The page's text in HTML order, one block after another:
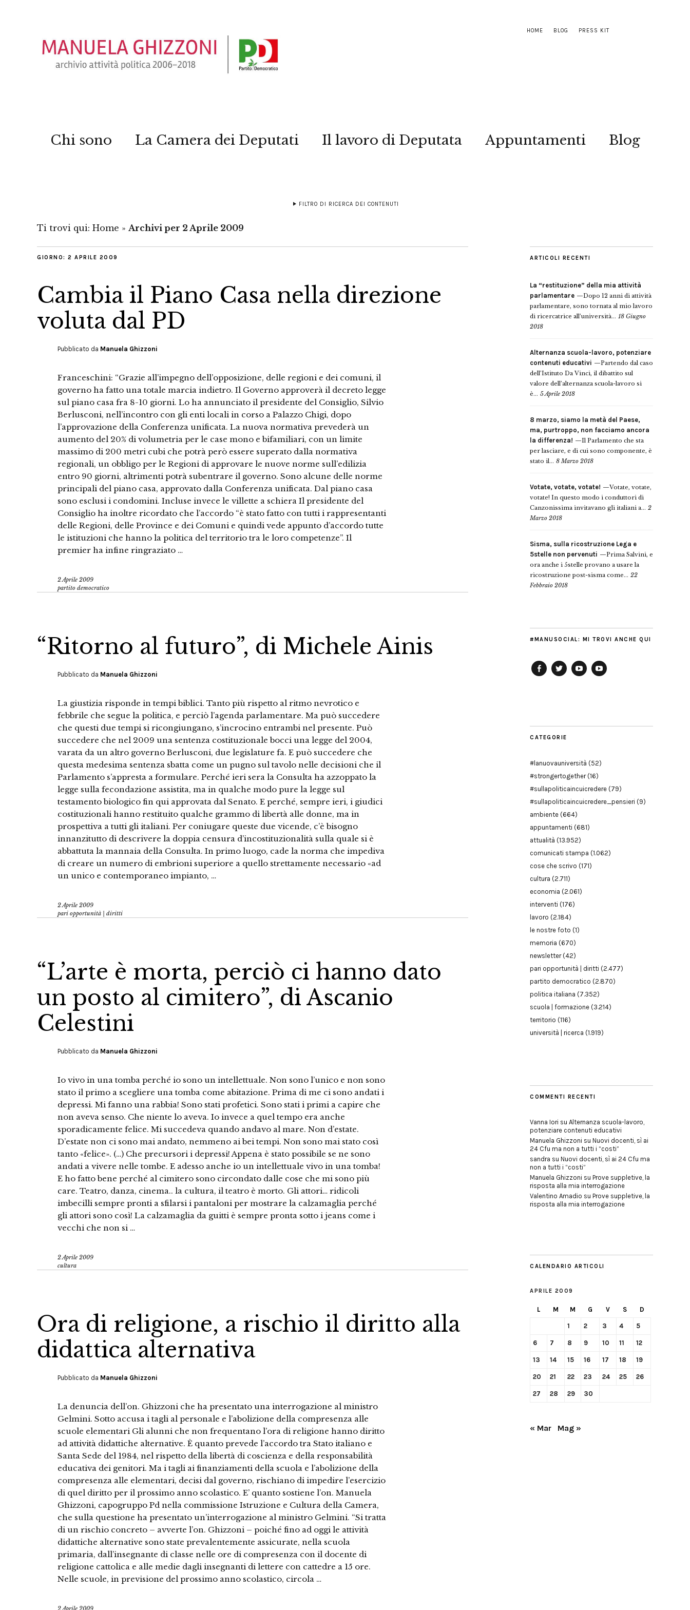
HOME BLOG PRESS KIT
Chi sono La Camera dei Deputati Il lavoro di Deputata Appuntamenti Blog
FILTRO DI RICERCA DEI CONTENUTI
Ti trovi qui: Home » Archivi per 2 Aprile 2009
GIORNO: 2 APRILE 2009
Cambia il Piano Casa nella direzione
voluta dal PD
Pubblicato da Manuela Ghizzoni
Franceschini: “Grazie all’impegno dell’opposizione, delle regioni e dei comuni, il
governo ha fatto una totale marcia indietro. Il Governo approverà il decreto legge
sul piano casa fra 8-10 giorni. Lo ha annunciato il presidente del Consiglio, Silvio
Berlusconi, nell’incontro con gli enti locali in corso a Palazzo Chigi, dopo
l’approvazione della Conferenza unificata. La nuova normativa prevederà un
aumento del 20% di volumetria per le case mono e bifamiliari, con un limite
massimo di 200 metri cubi che potrà però essere superato dalla normativa
regionali, un obbligo per le Regioni di approvare le nuove norme sull’edilizia
entro 90 giorni, altrimenti potrà subentrare il governo. Sono alcune delle norme
principali del piano casa, approvato dalla Conferenza unificata. Dal piano casa
sono esclusi i condomini. Incluse invece le villette a schiera Il presidente del
Consiglio ha inoltre ricordato che l’accordo “è stato fatto con tutti i rappresentanti
delle Regioni, delle Province e dei Comuni e quindi vede appunto d’accordo tutte
le istituzioni che hanno la politica del territorio tra le loro competenze”. Il
premier ha infine ringraziato …
2 Aprile 2009
partito democratico
“Ritorno al futuro”, di Michele Ainis
Pubblicato da Manuela Ghizzoni
La giustizia risponde in tempi biblici. Tanto più rispetto al ritmo nevrotico e
febbrile che segue la politica, e perciò l’agenda parlamentare. Ma può succedere
che questi due tempi si ricongiungano, s’incrocino entrambi nel presente. Può
succedere che nel 2009 una sentenza costituzionale bocci una legge del 2004,
varata da un altro governo Berlusconi, due legislature fa. E può succedere che
questa medesima sentenza sbatta come un pugno sul tavolo nelle decisioni che il
Parlamento s’appresta a formulare. Perché ieri sera la Consulta ha azzoppato la
legge sulla fecondazione assistita, ma in qualche modo pure la legge sul
testamento biologico fin qui approvata dal Senato. E perché, sempre ieri, i giudici
costituzionali hanno restituito qualche grammo di libertà alle donne, ma in
prospettiva a tutti gli italiani. Per coniugare queste due vicende, c’è bisogno
innanzitutto di descrivere la doppia censura d’incostituzionalità sulla quale si è
abbattuta la mannaia della Consulta. In primo luogo, cade la norma che impediva
di creare un numero di embrioni superiore a quello strettamente necessario «ad
un unico e contemporaneo impianto, …
2 Aprile 2009
pari opportunità | diritti
“L’arte è morta, perciò ci hanno dato
un posto al cimitero”, di Ascanio
Celestini
Pubblicato da Manuela Ghizzoni
Io vivo in una tomba perché io sono un intellettuale. Non sono l’unico e non sono
stato il primo a scegliere una tomba come abitazione. Prima di me ci sono andati i
depressi. Mi fanno una rabbia! Sono stati profetici. Sono stati i primi a capire che
non aveva senso. Che niente lo aveva. Io invece a quel tempo era anche
sporadicamente felice. Mi succedeva quando andavo al mare. Non d’estate.
D’estate non ci sono mai andato, nemmeno ai bei tempi. Non sono mai stato così
tanto «felice». (…) Che precursori i depressi! Appena è stato possibile se ne sono
andati a vivere nelle tombe. E adesso anche io un intellettuale vivo in una tomba!
E ho fatto bene perché al cimitero sono circondato dalle cose che mi sono più
care. Teatro, danza, cinema.. la cultura, il teatro è morto. Gli attori… ridicoli
imbecilli sempre pronti a sfilarsi i pantaloni per mostrare la calzamaglia perché
gli attori sono così! La calzamaglia da guitti è sempre pronta sotto i jeans come i
vecchi che non si …
2 Aprile 2009
cultura
Ora di religione, a rischio il diritto alla
didattica alternativa
Pubblicato da Manuela Ghizzoni
La denuncia dell’on. Ghizzoni che ha presentato una interrogazione al ministro
Gelmini. Sotto accusa i tagli al personale e l’abolizione della compresenza alle
scuole elementari Gli alunni che non frequentano l’ora di religione hanno diritto
ad attività didattiche alternative. È quanto prevede l’accordo tra Stato italiano e
Santa Sede del 1984, nel rispetto della libertà di coscienza e della responsabilità
educativa dei genitori. Ma i tagli ai finanziamenti della scuola e l’abolizione della
compresenza alle elementari, decisi dal governo, rischiano di impedire l’esercizio
di quel diritto per il prossimo anno scolastico. E’ quanto sostiene l’on. Manuela
Ghizzoni, capogruppo Pd nella commissione Istruzione e Cultura della Camera,
che sulla questione ha presentato un’interrogazione al ministro Gelmini. “Si tratta
di un rischio concreto – avverte l’on. Ghizzoni – poiché fino ad oggi le attività
didattiche alternative sono state prevalentemente assicurate, nella scuola
primaria, dall’insegnante di classe nelle ore di compresenza con il docente di
religione cattolica e alle medie dagli insegnanti di lettere con cattedre a 15 ore.
Nelle scuole, in previsione del prossimo anno scolastico, circola …
2 Aprile 2009
ARTICOLI RECENTI
La “restituzione” della mia attività
parlamentare
Dopo 12 anni di attività
parlamentare, sono tornata al mio lavoro
di ricercatrice all’università... 18 Giugno
2018
Alternanza scuola-lavoro, potenziare
contenuti educativi
Partendo dal caso
dell’Istituto Da Vinci, il dibattito sul
valore dell’alternanza scuola-lavoro si
è... 5 Aprile 2018
8 marzo, siamo la metà del Paese,
ma, purtroppo, non facciamo ancora
la differenza!
Il Parlamento che sta
per lasciare, e di cui sono componente, è
stato il... 8 Marzo 2018
Votate, votate, votate!
Votate, votate,
votate! In questo modo i conduttori di
Canzonissima invitavano gli italiani a... 2
Marzo 2018
Sisma, sulla ricostruzione Lega e
5stelle non pervenuti
Prima Salvini, e
ora anche i 5stelle provano a usare la
ricostruzione post-sisma come... 22
Febbraio 2018
#MANUSOCIAL: MI TROVI ANCHE QUI
CATEGORIE
#lanuovauniversità (52)
#strongertogether(16)
#sullapoliticaincuicredere (79)
#sullapoliticaincuicredere_pensieri (9)
ambiente (664)
appuntamenti (681)
attualità (13.952)
comunicati stampa (1.062)
cose che scrivo (171)
cultura (2.711)
economia (2.061)
interventi (176)
lavoro (2.184)
le nostre foto (1)
memoria (670)
newsletter(42)
pari opportunità | diritti (2.477)
partito democratico (2.870)
politica italiana (7.352)
scuola | formazione (3.214)
territorio (116)
università | ricerca (1.919)
COMMENTI RECENTI
Vanna Iori su Alternanza scuola-lavoro,
potenziare contenuti educativi
Manuela Ghizzoni su Nuovi docenti, sì ai
24 Cfu ma non a tutti i “costi”
sandra su Nuovi docenti, sì ai 24 Cfu ma
non a tutti i “costi”
Manuela Ghizzoni su Prove suppletive, la
risposta alla mia interrogazione
Valentino Amadio su Prove suppletive, la
risposta alla mia interrogazione
CALENDARIO ARTICOLI
APRILE 2009
L M M G V S D
1 2 3 4 5
6 7 8 9 10 11 12
13 14 15 16 17 18 19
20 21 22 23 24 25 26
27 28 29 30
« Mar Mag »